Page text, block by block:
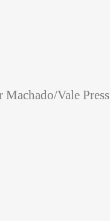
Machado/Vale Press